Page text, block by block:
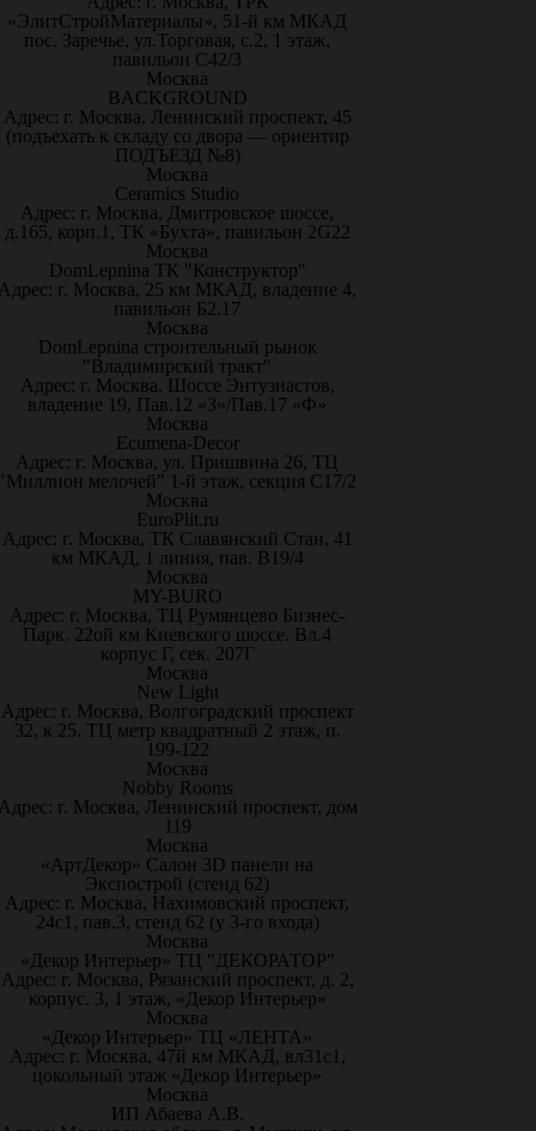
«ЭлитСтройМатериалы», 51-й км МКАД
пос. Заречье, ул.Торговая, с.2, 1 этаж,
павильон С42/3
Москва
BACKGROUND
Адрес: г. Москва, Ленинский проспект, 45
(подъехать к складу со двора — ориентир
ПОДЪЕЗД №8)
Москва
Ceramics Studio
Адрес: г. Москва, Дмитровское шоссе,
д.165, корп.1, ТК «Бухта», павильон 2G22
Москва
DomLepnina ТК "Конструктор"
г. Москва, 25 км МКАД, владение 4,
павильон Б2.17
Москва
DomLepnina строительный рынок
"Владимирский тракт"
Адрес: г. Москва, Шоссе Энтузиастов,
владение 19, Пав.12 «З»/Пав.17 «Ф»
Москва
Ecumena-Decor
Адрес: г. Москва, ул. Пришвина 26, ТЦ
мелочей" 1-й этаж, секция С17/2
Москва
EuroPlit.ru
Адрес: г. Москва, ТК Славянский Стан, 41
км МКАД, 1 линия, пав. В19/4
Москва
MY-BURO
Адрес: г. Москва, ТЦ Румянцево Бизнес-
Парк. 22ой км Киевского шоссе. Вл.4
корпус Г, сек. 207Г
Москва
New Light
Адрес: г. Москва, Волгоградский проспект
32, к 25. ТЦ метр квадратный 2 этаж, п.
199-122
Москва
Nobby Rooms
г. Москва, Ленинский проспект, дом
119
Москва
«АртДекор» Салон 3D панели на
Экспострой (стенд 62)
Адрес: г. Москва, Нахимовский проспект,
24с1, пав.3, стенд 62 (у 3-го входа)
Москва
«Декор Интерьер» ТЦ "ДЕКОРАТОР"
Адрес: г. Москва, Рязанский проспект, д. 2,
корпус. 3, 1 этаж, «Декор Интерьер»
Москва
«Декор Интерьер» ТЦ «ЛЕНТА»
Адрес: г. Москва, 47й км МКАД, вл31с1,
цокольный этаж «Декор Интерьер»
Москва
ИП Абаева А.В.